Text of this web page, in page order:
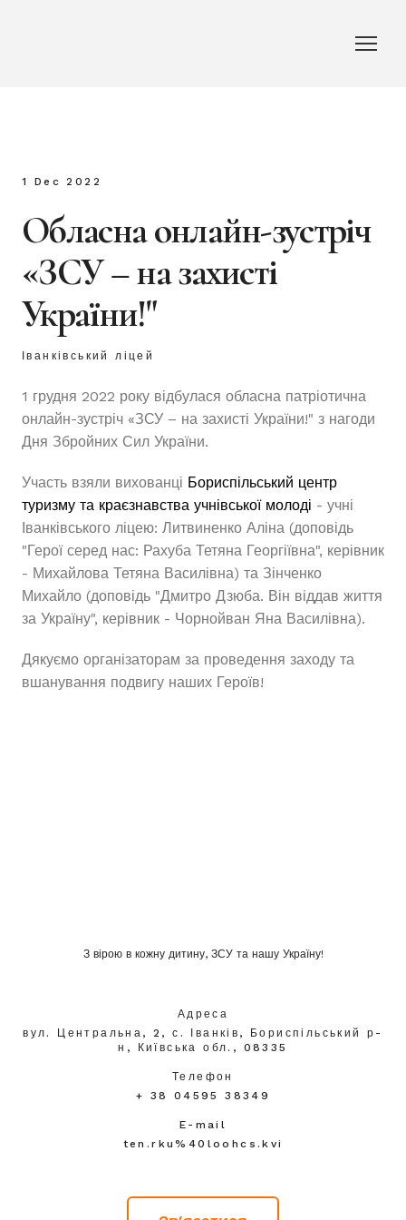
1 Dec 2022
Обласна онлайн-зустріч
«ЗСУ – на захисті
України!"
Іванківський ліцей
1 грудня 2022 року відбулася обласна патріотична
онлайн-зустріч «ЗСУ – на захисті України!" з нагоди
Дня Збройних Сил України.
Участь взяли вихованці Бориспільський центр
туризму та краєзнавства учнівської молоді - учні
Іванківського ліцею: Литвиненко Аліна (доповідь
"Герої серед нас: Рахуба Тетяна Георгіївна", керівник
- Михайлова Тетяна Василівна) та Зінченко
Михайло (доповідь "Дмитро Дзюба. Він віддав життя
за Україну", керівник - Чорнойван Яна Василівна).
Дякуємо організаторам за проведення заходу та
вшанування подвигу наших Героїв!
З вірою в кожну дитину, ЗСУ та нашу Україну!
Адреса
вул. Центральна, 2, с. Іванків, Бориспільський р-
н, Київська обл., 08335
Телефон
+ 38 04595 38349
E-mail
ten.rku%40loohcs.kvi